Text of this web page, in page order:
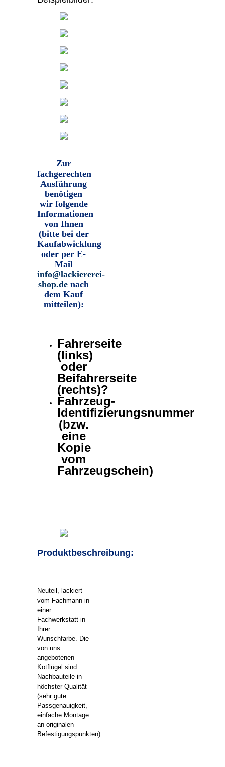
Zur
fachgerechten
Ausführung
benötigen
wir folgende
Informationen
von Ihnen
(bitte bei der
Kaufabwicklung
oder per E-
Mail
info@lackiererei-
shop.de nach
dem Kauf
mitteilen):
Fahrerseite
(links)
oder
Beifahrerseite
(rechts)?
Fahrzeug-
Identifizierungsnummer
(bzw.
eine
Kopie
vom
Fahrzeugschein)
Produktbeschreibung:
Neuteil, lackiert
vom Fachmann in
einer
Fachwerkstatt in
Ihrer
Wunschfarbe. Die
von uns
angebotenen
Kotflügel sind
Nachbauteile in
höchster Qualität
(sehr gute
Passgenauigkeit,
einfache Montage
an originalen
Befestigungspunkten).